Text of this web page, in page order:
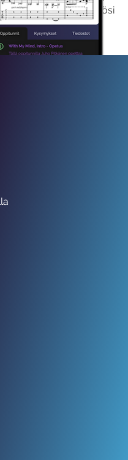
sisältömme käyttöösi